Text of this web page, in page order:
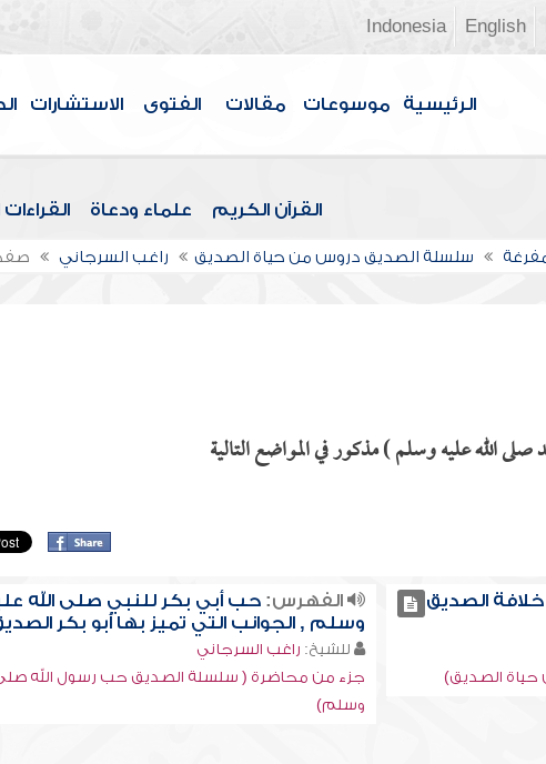
English
Indonesia
الرئيسية موسوعات مقالات الفتوى الاستشارات
القرآن الكريم علماء ودعاة
سلسلة الصديق دروس من حياة الصديق راغب السرجاني
الله عليه وسلم ) مذكور في المواضع التالية
الصديق
الصديق)
الفهرس: حب أبي بكر للنبي صلى الله
وسلم , الجوانب التي تميز بها أبو بكر
للشيخ: راغب السرجاني
جزء من محاضرة ( سلسلة الصديق حب رسول الله صلى
وسلم)